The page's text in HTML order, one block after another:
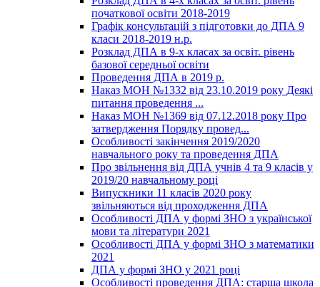
початкової освіти 2018-2019
Графік консультацій з підготовки до ДПА 9
класи 2018-2019 н.р.
Розклад ДПА в 9-х класах за освіт. рівень
базової середньої освіти
Проведення ДПА в 2019 р.
Наказ МОН №1332 від 23.10.2019 року Деякі
питання проведення ...
Наказ МОН №1369 від 07.12.2018 року Про
затвердження Порядку провед...
Особливості закінчення 2019/2020
навчального року та проведення ДПА
Про звільнення від ДПА учнів 4 та 9 класів у
2019/20 навчальному році
Випускники 11 класів 2020 року
звільняються від проходження ДПА
Особливості ДПА у формі ЗНО з української
мови та літератури 2021
Особливості ДПА у формі ЗНО з математики
2021
ДПА у формі ЗНО у 2021 році
Особливості проведення ДПА: старша школа